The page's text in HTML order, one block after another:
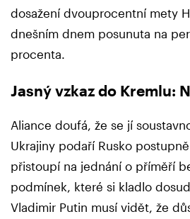
dosažení dvouprocentní mety
dnešním dnem posunuta na
procenta.
Jasný vzkaz do Kremlu:
Aliance doufá, že se jí
Ukrajiny podaří Rusko
přistoupí na jednání o příměří
podmínek, které si kladlo
Vladimir Putin musí vidět, že